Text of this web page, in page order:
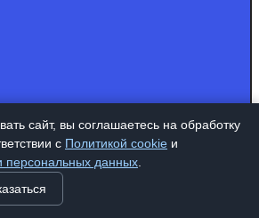
сайт, вы соглашаетесь на обработку
с Политикой cookie и
персональных данных